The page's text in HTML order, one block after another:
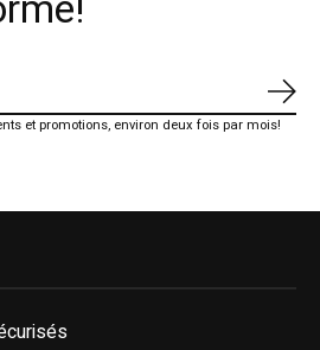
et promotions, environ deux fois par mois!